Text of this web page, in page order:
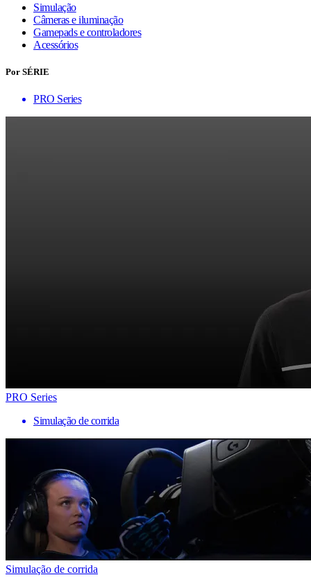
Simulação
Câmeras e iluminação
Gamepads e controladores
Acessórios
Por SÉRIE
PRO Series
PRO Series
Simulação de corrida
Simulação de corrida